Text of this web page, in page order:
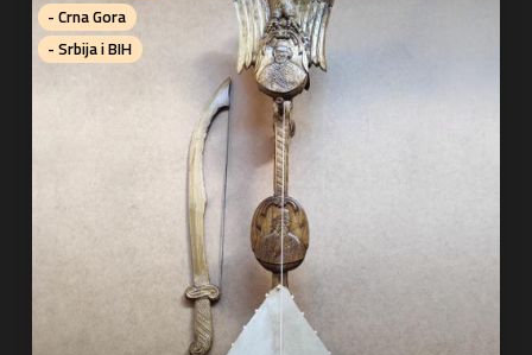
- Crna Gora
- Srbija i BIH